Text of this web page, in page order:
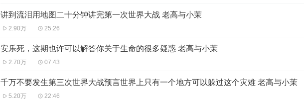
讲到流泪用地图二十分钟讲完第一次世界大战 老高与小茉
2.90万 25:26
安乐死，这期也许可以解答你关于生命的很多疑惑 老高与小茉
2.70万 07:43
千万不要发生第三次世界大战预言世界上只有一个地方可以躲过这个灾难 老高与小茉
5.20万 22:46